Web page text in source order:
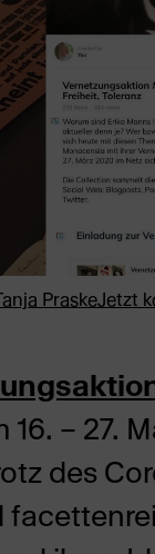
PraskeJetzt
16. – 27.
des